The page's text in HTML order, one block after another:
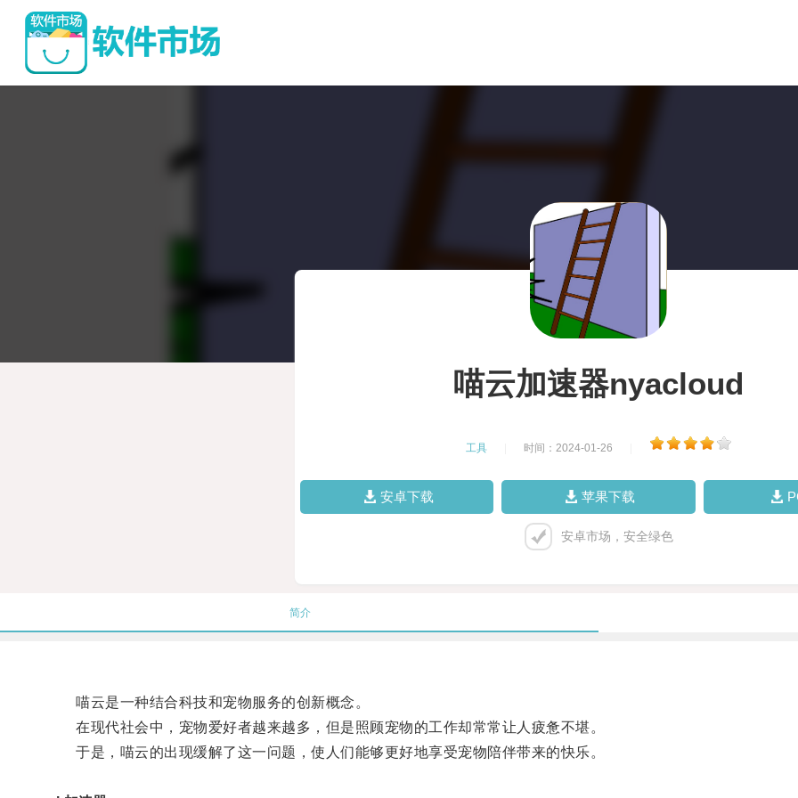
喵云加速器nyacloud
工具 时间：2024-01-26
安卓下载 苹果下载
安卓市场，安全绿色
简介
喵云是一种结合科技和宠物服务的创新概念。
在现代社会中，宠物爱好者越来越多，但是照顾宠物的工作却常常让人疲惫不堪。
于是，喵云的出现缓解了这一问题，使人们能够更好地享受宠物陪伴带来的快乐。